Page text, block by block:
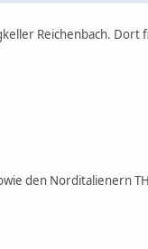
Reichenbach.
den Norditalienern